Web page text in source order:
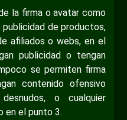
la firma o avatar como
de productos,
afiliados o webs, en el
publicidad o tengan
se permiten firma
contenido ofensivo
o cualquier
en el punto 3.